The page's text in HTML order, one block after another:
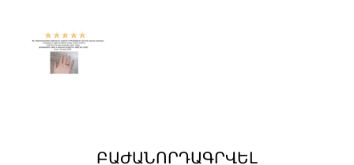
ԲԱԺԱՆՈՐԴԱԳՐՎԵԼ